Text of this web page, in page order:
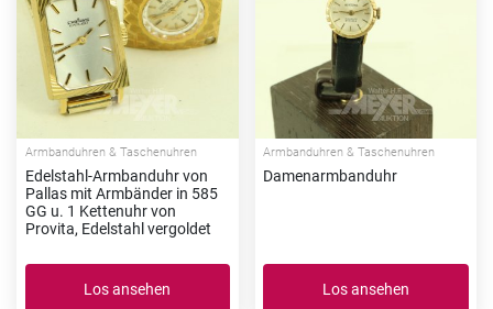
Armbanduhren & Taschenuhren
Edelstahl-Armbanduhr von
Pallas mit Armbänder in 585
GG u. 1 Kettenuhr von
Provita, Edelstahl vergoldet
Los ansehen
Armbanduhren & Taschenuhren
Damenarmbanduhr
Los ansehen